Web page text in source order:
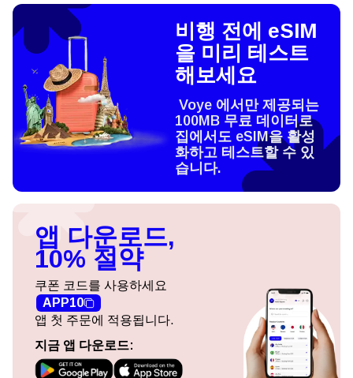
비행 전에 eSIM
을 미리 테스트
해보세요
Voye 에서만 제공되는
100MB 무료 데이터로
집에서도 eSIM을 활성
화하고 테스트할 수 있
습니다.
앱 다운로드,
10% 절약
쿠폰 코드를 사용하세요
APP10
앱 첫 주문에 적용됩니다.
지금 앱 다운로드: